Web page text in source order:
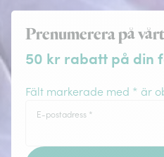
Prenumerera på
50 kr rabatt på din
Fält markerade med * är
E-postadress *